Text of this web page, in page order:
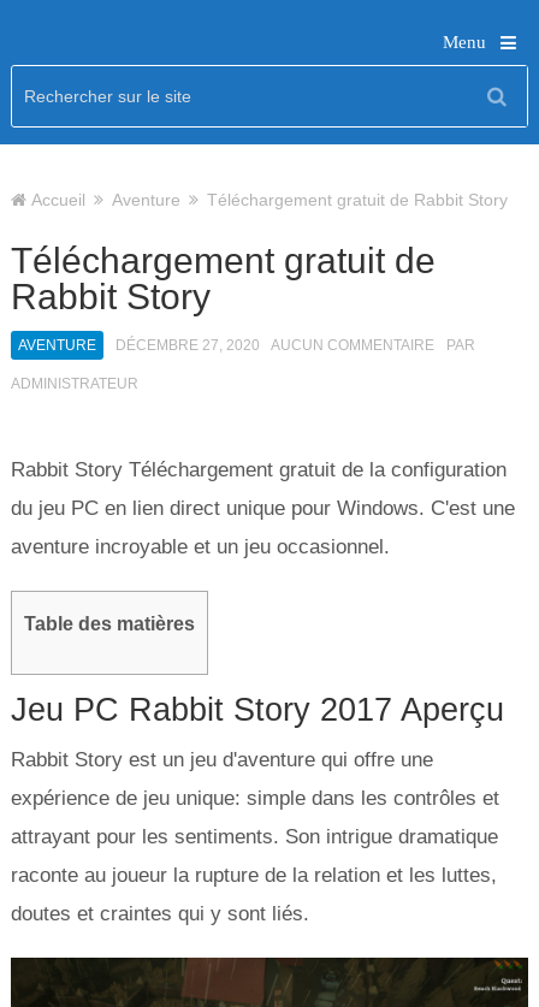
Menu
Accueil Aventure Téléchargement gratuit de Rabbit Story
Téléchargement gratuit de
Rabbit Story
AVENTURE DÉCEMBRE 27, 2020 AUCUN COMMENTAIRE PAR
ADMINISTRATEUR
Rabbit Story Téléchargement gratuit de la configuration
du jeu PC en lien direct unique pour Windows. C'est une
aventure incroyable et un jeu occasionnel.
Table des matières
Jeu PC Rabbit Story 2017 Aperçu
Rabbit Story est un jeu d'aventure qui offre une
expérience de jeu unique: simple dans les contrôles et
attrayant pour les sentiments. Son intrigue dramatique
raconte au joueur la rupture de la relation et les luttes,
doutes et craintes qui y sont liés.